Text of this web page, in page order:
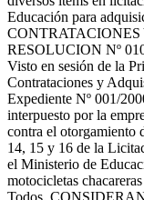
Educación para
RESOLUCION Nº
Visto en sesión de la
Contrataciones y
Expediente Nº 001/
interpuesto por la
contra el otorgamiento
14, 15 y 16 de la
el Ministerio de
motocicletas